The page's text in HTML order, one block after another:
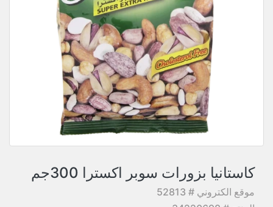
كاستانيا بزورات سوبر اكسترا 300جم
موقع الكتروني # 52813